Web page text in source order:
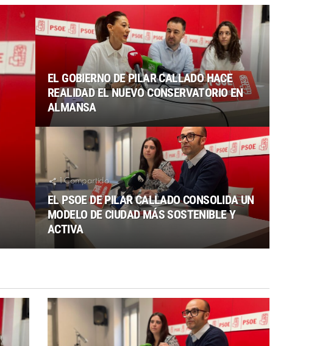
EL GOBIERNO DE PILAR CALLADO HACE
REALIDAD EL NUEVO CONSERVATORIO EN
ALMANSA
1 Compartido
EL PSOE DE PILAR CALLADO CONSOLIDA UN
MODELO DE CIUDAD MÁS SOSTENIBLE Y
ACTIVA